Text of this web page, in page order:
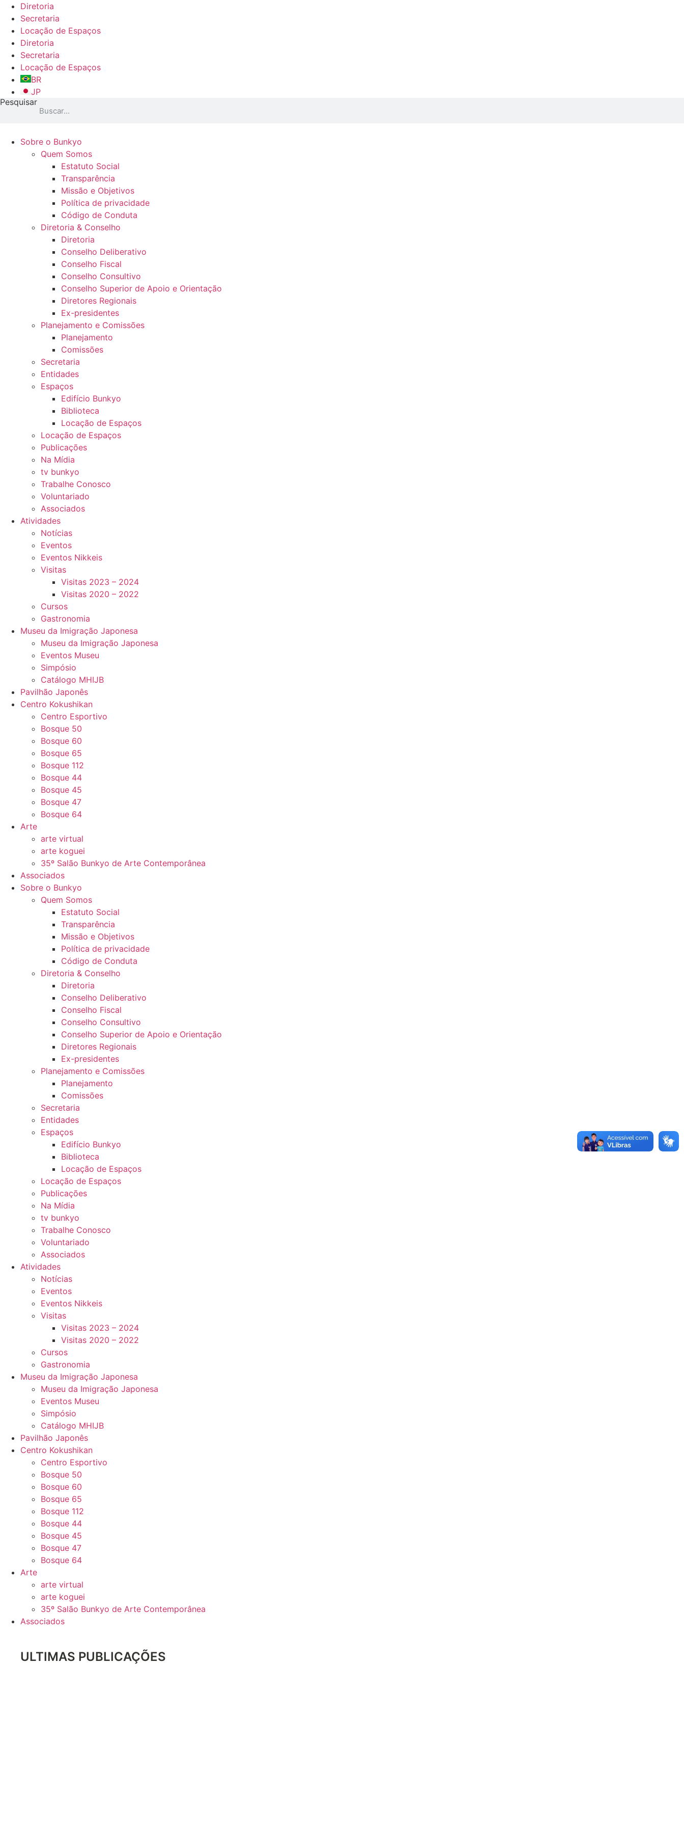
para
conteúdo
Diretoria
Secretaria
Locação de Espaços
Diretoria
Secretaria
Locação de Espaços
BR
JP
Pesquisar
Sobre o Bunkyo
Quem Somos
Estatuto Social
Transparência
Missão e Objetivos
Política de privacidade
Código de Conduta
Diretoria & Conselho
Diretoria
Conselho Deliberativo
Conselho Fiscal
Conselho Consultivo
Conselho Superior de Apoio e Orientação
Diretores Regionais
Ex-presidentes
Planejamento e Comissões
Planejamento
Comissões
Secretaria
Entidades
Espaços
Edifício Bunkyo
Biblioteca
Locação de Espaços
Locação de Espaços
Publicações
Na Mídia
tv bunkyo
Trabalhe Conosco
Voluntariado
Associados
Atividades
Notícias
Eventos
Eventos Nikkeis
Visitas
Visitas 2023 – 2024
Visitas 2020 – 2022
Cursos
Gastronomia
Museu da Imigração Japonesa
Museu da Imigração Japonesa
Eventos Museu
Simpósio
Catálogo MHIJB
Pavilhão Japonês
Centro Kokushikan
Centro Esportivo
Bosque 50
Bosque 60
Bosque 65
Bosque 112
Bosque 44
Bosque 45
Bosque 47
Bosque 64
Arte
arte virtual
arte koguei
35º Salão Bunkyo de Arte Contemporânea
Associados
Sobre o Bunkyo
Quem Somos
Estatuto Social
Transparência
Missão e Objetivos
Política de privacidade
Código de Conduta
Diretoria & Conselho
Diretoria
Conselho Deliberativo
Conselho Fiscal
Conselho Consultivo
Conselho Superior de Apoio e Orientação
Diretores Regionais
Ex-presidentes
Planejamento e Comissões
Planejamento
Comissões
Secretaria
Entidades
Espaços
Edifício Bunkyo
Biblioteca
Locação de Espaços
Locação de Espaços
Publicações
Na Mídia
tv bunkyo
Trabalhe Conosco
Voluntariado
Associados
Atividades
Notícias
Eventos
Eventos Nikkeis
Visitas
Visitas 2023 – 2024
Visitas 2020 – 2022
Cursos
Gastronomia
Museu da Imigração Japonesa
Museu da Imigração Japonesa
Eventos Museu
Simpósio
Catálogo MHIJB
Pavilhão Japonês
Centro Kokushikan
Centro Esportivo
Bosque 50
Bosque 60
Bosque 65
Bosque 112
Bosque 44
Bosque 45
Bosque 47
Bosque 64
Arte
arte virtual
arte koguei
35º Salão Bunkyo de Arte Contemporânea
Associados
ULTIMAS PUBLICAÇÕES